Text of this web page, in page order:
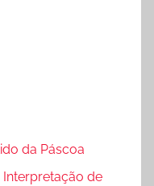
da Páscoa
de